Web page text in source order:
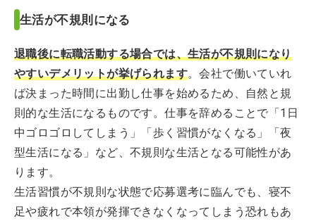
生活が不規則になる
退職後に転職活動する場合では、生活が不規則になり
やすいデメリットが挙げられます。会社で働いていれ
ば決まった時間に出勤し仕事を始めるため、自然と規
則的な生活になるものです。仕事を辞めることで「1日
中ゴロゴロしてしまう」「歩く習慣がなくなる」「夜
型生活になる」など、不規則な生活となる可能性があ
ります。
生活習慣が不規則な状態で応募選考に臨んでも、寝不
足や疲れで本領が発揮できなくなってしまう恐れもあ